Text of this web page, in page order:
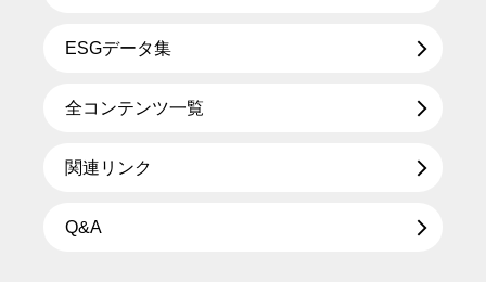
ESGデータ集
全コンテンツ一覧
関連リンク
Q&A